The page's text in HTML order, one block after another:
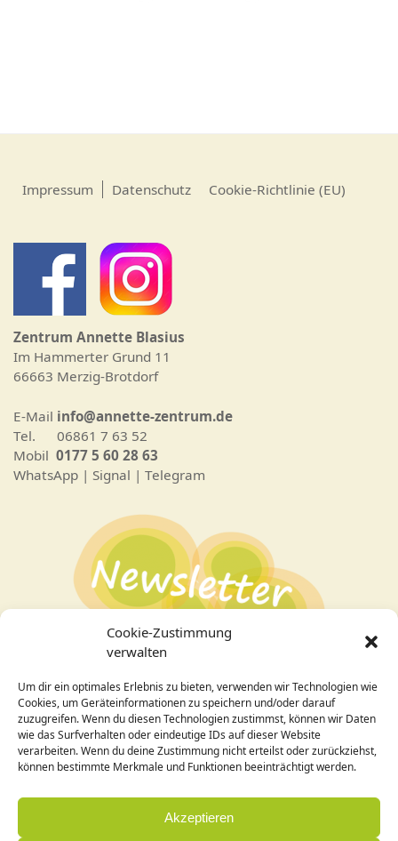
Cookie-Zustimmung
verwalten
Um dir ein optimales Erlebnis zu bieten, verwenden wir Technologien wie
Cookies, um Geräteinformationen zu speichern und/oder darauf
zuzugreifen. Wenn du diesen Technologien zustimmst, können wir Daten
wie das Surfverhalten oder eindeutige IDs auf dieser Website
verarbeiten. Wenn du deine Zustimmung nicht erteilst oder zurückziehst,
können bestimmte Merkmale und Funktionen beeinträchtigt werden.
Akzeptieren
Impressum Datenschutz Cookie-Richtlinie (EU)
Zentrum Annette Blasius
Im Hammerter Grund 11
66663 Merzig-Brotdorf
E-Mail info@annette-zentrum.de
Tel. 06861 7 63 52
Mobil 0177 5 60 28 63
WhatsApp | Signal | Telegram
Bei Interesse an den Veranstaltungenhier zum
Newsletteranmelden!
Design / Programmierung: